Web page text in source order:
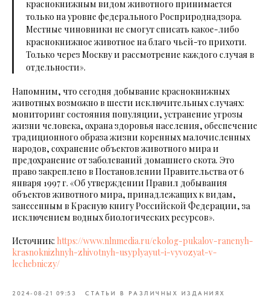
краснокнижным видом животного принимается
только на уровне федерального Росприроднадзора.
Местные чиновники не смогут списать какое-либо
краснокнижное животное на благо чьей-то прихоти.
Только через Москву и рассмотрение каждого случая в
отдельности».
Напомним, что сегодня добывание краснокнижных
животных возможно в шести исключительных случаях:
мониторинг состояния популяции, устранение угрозы
жизни человека, охрана здоровья населения, обеспечение
традиционного образа жизни коренных малочисленных
народов, сохранение объектов животного мира и
предохранение от заболеваний домашнего скота. Это
право закреплено в Постановлении Правительства от 6
января 1997 г. «Об утверждении Правил добывания
объектов животного мира, принадлежащих к видам,
занесенным в Красную книгу Российской Федерации, за
исключением водных биологических ресурсов».
Источник: https://www.nlnmedia.ru/ekolog-pukalov-ranenyh-
krasnoknizhnyh-zhivotnyh-usyplyayut-i-vyvozyat-v-
lechebniczy/
2024-08-21 09:53 СТАТЬИ В РАЗЛИЧНЫХ ИЗДАНИЯХ